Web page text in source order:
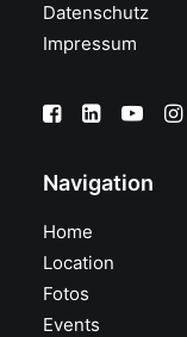
Datenschutz
Impressum
Navigation
Home
Location
Fotos
Events